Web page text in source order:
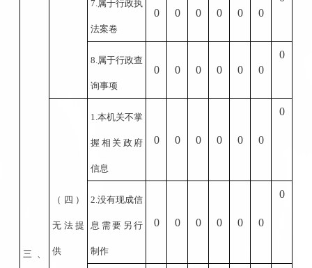
三、
7. 属于行政执
法案卷
0 0 0 0 0 0
8. 属于行政查
询事项
0 0 0 0 0 0
0
（四）
无法提
供
1. 本机关不掌
握相关政府
信息
0 0 0 0 0 0
0
2. 没有现成信
息需要另行
制作
0 0 0 0 0 0
0